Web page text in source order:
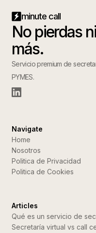
minute call
No pierdas
más.
Servicio premium de
PYMES.
Navigate
Home
Nosotros
Politica de Privacidad
Politica de Cookies
Articles
Qué es un servicio de
Secretaría virtual vs call